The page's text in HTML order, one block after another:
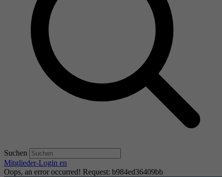
Suchen
Mitglieder-Login en
Oops, an error occurred! Request: b984ed36409bb